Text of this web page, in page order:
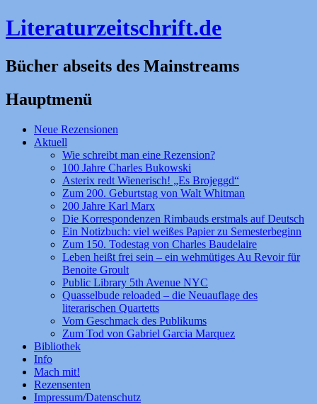
Literaturzeitschrift.de
Bücher abseits des Mainstreams
Hauptmenü
Zum
Inhalt
Neue Rezensionen
Aktuell
Wie schreibt man eine Rezension?
100 Jahre Charles Bukowski
Asterix redt Wienerisch! „Es Brojeggd“
Zum 200. Geburtstag von Walt Whitman
200 Jahre Karl Marx
Die Korrespondenzen Rimbauds erstmals auf Deutsch
Ein Notizbuch: viel weißes Papier zu Semesterbeginn
Zum 150. Todestag von Charles Baudelaire
Leben heißt frei sein – ein wehmütiges Au Revoir für
Benoite Groult
Public Library 5th Avenue NYC
Quasselbude reloaded – die Neuauflage des
literarischen Quartetts
Vom Geschmack des Publikums
Zum Tod von Gabriel Garcia Marquez
Bibliothek
Info
Mach mit!
Rezensenten
Impressum/Datenschutz